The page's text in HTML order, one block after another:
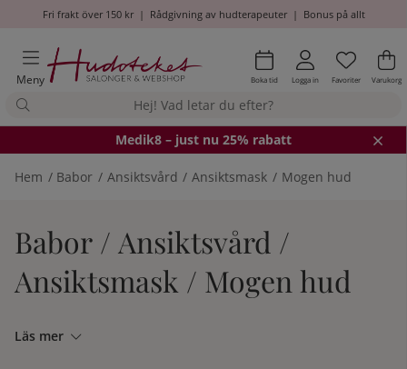
Fri frakt över 150 kr| Rådgivning av hudterapeuter| Bonus på allt
Meny Boka tid Logga in Antal i
.
Favoriter .
Varukorg
Medik8 – just nu 25% rabatt
Hem Babor Ansiktsvård Ansiktsmask Mogen hud
Babor / Ansiktsvård /
Ansiktsmask / Mogen hud
Läs mer